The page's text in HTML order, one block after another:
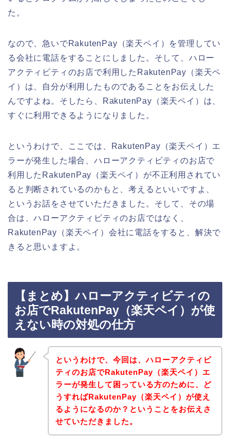
た。
なので、急いでRakutenPay（楽天ペイ）を管理してい
る会社に電話をすることにしました。そして、ハロー
アクティビティのお店で利用したRakutenPay（楽天ペ
イ）は、自分が利用したものであることをお伝えした
んですよね。そしたら、RakutenPay（楽天ペイ）は、
すぐに利用できるようになりました。
というわけで、ここでは、RakutenPay（楽天ペイ）エ
ラーが発生した場合、ハローアクティビティのお店で
利用したRakutenPay（楽天ペイ）が不正利用されてい
ると判断されているのかもと、考えるといいですよ、
というお話をさせていただきました。そして、その場
合は、ハローアクティビティのお店ではなく、
RakutenPay（楽天ペイ）会社に電話をすると、解決で
きると思いますよ。
【まとめ】ハローアクティビティの
お店でRakutenPay（楽天ペイ）が使
えない時の対処の仕方
というわけで、今回は、ハローアクティビ
ティのお店でRakutenPay（楽天ペイ）エ
ラーが発生して困っている方のために、ど
うすればRakutenPay（楽天ペイ）が使え
るようになるのか？ということをお伝えさ
せていただきました。